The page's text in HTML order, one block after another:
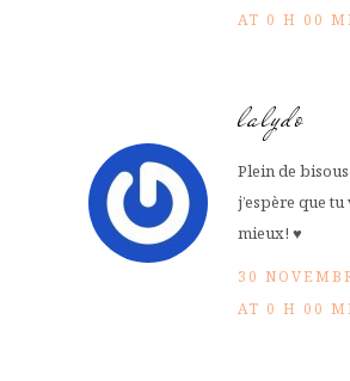
AT 0 H 00
lalydo
Plein de
j’espère que
mieux! ♥
30
AT 0 H 00